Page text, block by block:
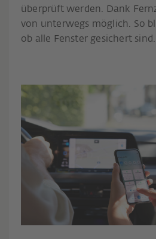
überprüft werden. Dank
von unterwegs möglich. So
ob alle Fenster gesichert sind.